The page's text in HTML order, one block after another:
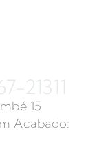
21311
15
Acabado: